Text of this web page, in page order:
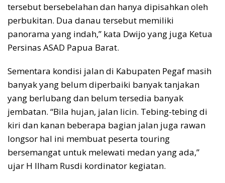
tersebut bersebelahan dan hanya dipisahkan oleh
perbukitan. Dua danau tersebut memiliki
panorama yang indah,” kata Dwijo yang juga Ketua
Persinas ASAD Papua Barat.
Sementara kondisi jalan di Kabupaten Pegaf masih
banyak yang belum diperbaiki banyak tanjakan
yang berlubang dan belum tersedia banyak
jembatan. “Bila hujan, jalan licin. Tebing-tebing di
kiri dan kanan beberapa bagian jalan juga rawan
longsor hal ini membuat peserta touring
bersemangat untuk melewati medan yang ada,”
ujar H Ilham Rusdi kordinator kegiatan.